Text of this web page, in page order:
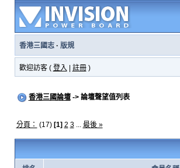
香港三國志· 版規
歡迎訪客 ( 登入 註冊)
香港三國論壇-> 論壇聲望值列表
分頁： (17) [1] 2 3... 最後 »